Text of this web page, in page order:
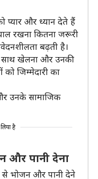
और ध्यान देते हैं
रखना कितना जरूरी
बढ़ती है।
खेलना और उनकी
को जिम्मेदारी का
उनके सामाजिक
है
और पानी देना
से भोजन और पानी देने